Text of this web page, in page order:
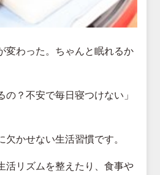
変わった。ちゃんと眠れるか
の？不安で毎日寝つけない」
欠かせない生活習慣です。
活リズムを整えたり、食事や